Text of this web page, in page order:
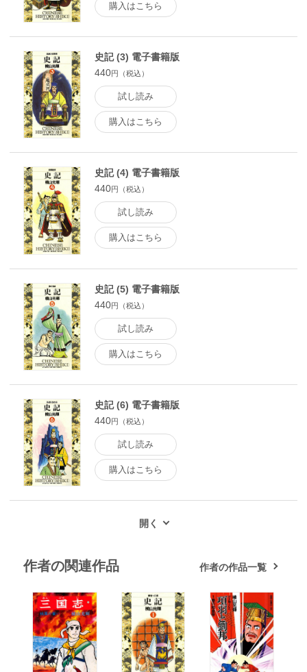
購入はこちら
史記 (3) 電子書籍版
440円（税込）
試し読み
購入はこちら
史記 (4) 電子書籍版
440円（税込）
試し読み
購入はこちら
史記 (5) 電子書籍版
440円（税込）
試し読み
購入はこちら
史記 (6) 電子書籍版
440円（税込）
試し読み
購入はこちら
作者の関連作品 作者の作品一覧